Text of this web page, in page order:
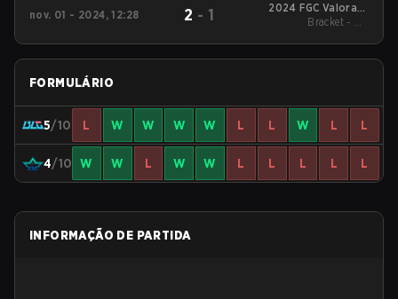
nov. 01 - 2024, 12:28 2 - 1
2024 FGC Valorant
Invitational
Bracket - UB
FORMULÁRIO
5/10 L W W W W L L W L L
4/10 W W L W W L L L L L
INFORMAÇÃO DE PARTIDA